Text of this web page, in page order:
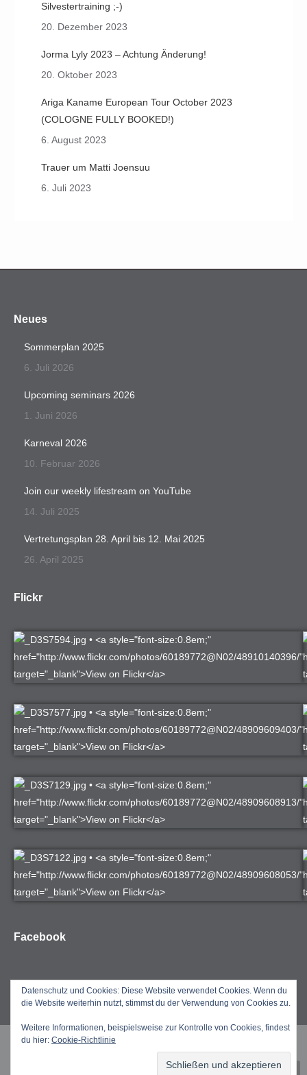
Silvestertraining ;-)
20. Dezember 2023
Jorma Lyly 2023 – Achtung Änderung!
20. Oktober 2023
Ariga Kaname European Tour October 2023
(COLOGNE FULLY BOOKED!)
6. August 2023
Trauer um Matti Joensuu
6. Juli 2023
Neues
Sommerplan 2025
6. Juli 2026
Upcoming seminars 2026
1. Juni 2026
Karneval 2026
10. Februar 2026
Join our weekly lifestream on YouTube
14. Juli 2025
Vertretungsplan 28. April bis 12. Mai 2025
26. April 2025
Flickr
Facebook
Copyright by Jörg Kretzschmar 2025
Datenschutz und Cookies: Diese Website verwendet Cookies. Wenn du
die Website weiterhin nutzt, stimmst du der Verwendung von Cookies zu.
Weitere Informationen, beispielsweise zur Kontrolle von Cookies, findest
du hier: Cookie-Richtlinie